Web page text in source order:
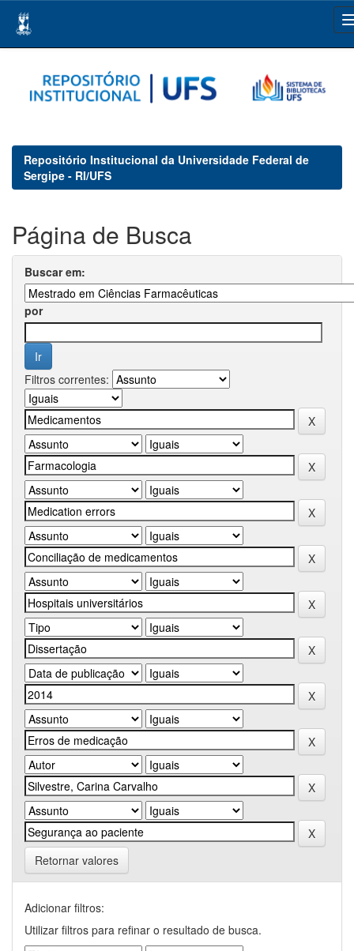
navigation
Repositório Institucional da Universidade Federal de
Sergipe - RI/UFS
Página de Busca
Buscar em:
por
Filtros correntes:
Retornar valores
Adicionar filtros:
Utilizar filtros para refinar o resultado de busca.